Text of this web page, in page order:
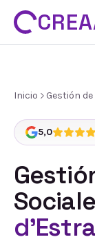
Inicio Gestión
5,0